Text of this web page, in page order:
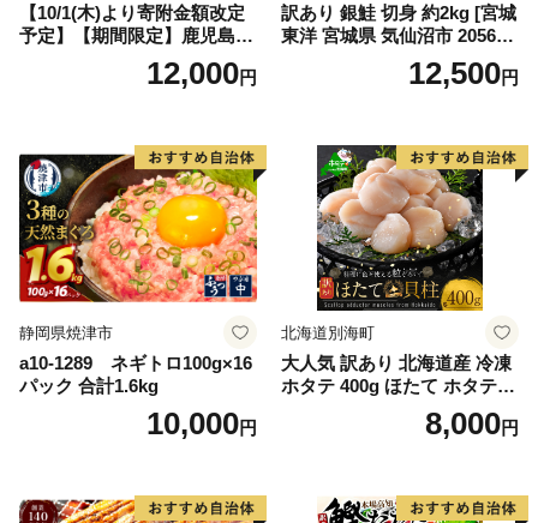
【10/1(木)より寄附金額改定
予定】【期間限定】鹿児島県
大隅産うなぎ蒲焼4尾（400
g） KN007-02312,000円
訳あり 銀鮭 切身 約2kg [宮城
東洋 宮城県 気仙沼市 205649
91] 鮭 魚介類 海鮮 訳アリ 規
格外 不揃い さけ サケ 鮭切身
切り身 魚 わけあり
12,500円
静岡県焼津市
a10-1289 ネギトロ100g×16
パック 合計1.6kg
10,000円
北海道別海町
大人気 訳あり 北海道産 冷凍
ホタテ 400g ほたて ホタテ
8,000円